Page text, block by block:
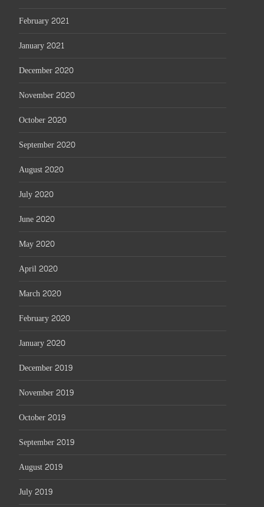
February 2021
January 2021
December 2020
November 2020
October 2020
September 2020
August 2020
July 2020
June 2020
May 2020
April 2020
March 2020
February 2020
January 2020
December 2019
November 2019
October 2019
September 2019
August 2019
July 2019